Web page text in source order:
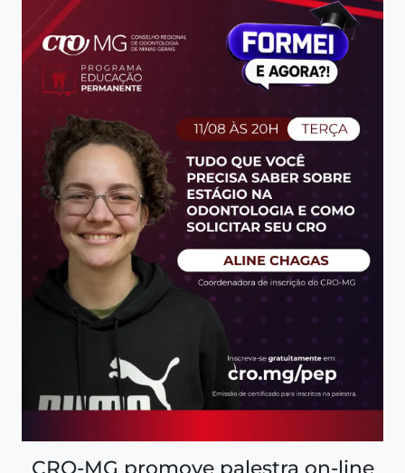
CRO-MG promove palestra on-line